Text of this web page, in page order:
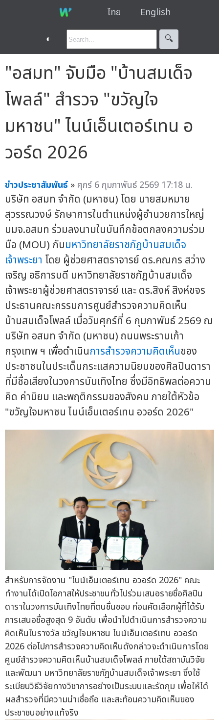
ไทย English
◐ 🔍︎
"อสมท" จับมือ "บ้านสมเด็จ
โพลล์" สำรวจ "ขวัญใจ
มหาชน" ไนน์เอ็นเตอร์เทน อ
วอร์ด 2026
ข่าวประชาสัมพันธ์ » ศุกร์ 6 กุมภาพันธ์ 2569 17:18 น.
บริษัท อสมท จำกัด (มหาชน) โดย นายสมหมาย
สุวรรณวงษ์ รักษาการในตำแหน่งผู้อำนวยการใหญ่
บมจ.อสมท ร่วมลงนามในบันทึกข้อตกลงความร่วม
มือ (MOU) กับมหาวิทยาลัยราชภัฏบ้านสมเด็จ
เจ้าพระยา โดย ผู้ช่วยศาสตราจารย์ ดร.คณกร สว่าง
เจริญ อธิการบดี มหาวิทยาลัยราชภัฏบ้านสมเด็จ
เจ้าพระยาผู้ช่วยศาสตราจารย์ และ ดร.สิงห์ สิงห์ขจร
ประธานคณะกรรมการศูนย์สำรวจความคิดเห็น
บ้านสมเด็จโพลล์ เมื่อวันศุกร์ที่ 6 กุมภาพันธ์ 2569 ณ
บริษัท อสมท จำกัด (มหาชน) ถนนพระรามเก้า
กรุงเทพ ฯ เพื่อดำเนินการสำรวจความคิดเห็นของ
ประชาชนในประเด็นกระแสความนิยมของศิลปินดารา
ที่มีชื่อเสียงในวงการบันเทิงไทย ซึ่งมีอิทธิพลต่อความ
คิด ค่านิยม และพฤติกรรมของสังคม ภายใต้หัวข้อ
"ขวัญใจมหาชน ไนน์เอ็นเตอร์เทน อวอร์ด 2026"
สำหรับการจัดงาน "ไนน์เอ็นเตอร์เทน อวอร์ด 2026" คณะ
ทำงานได้เปิดโอกาสให้ประชาชนทั่วไปร่วมเสนอรายชื่อศิลปิน
ดาราในวงการบันเทิงไทยที่ตนชื่นชอบ ก่อนคัดเลือกผู้ที่ได้รับ
การเสนอชื่อสูงสุด 9 อันดับ เพื่อนำไปดำเนินการสำรวจความ
คิดเห็นในรางวัล ขวัญใจมหาชน ไนน์เอ็นเตอร์เทน อวอร์ด
2026 ต่อไปการสำรวจความคิดเห็นดังกล่าวจะดำเนินการโดย
ศูนย์สำรวจความคิดเห็นบ้านสมเด็จโพลล์ ภายใต้สถาบันวิจัย
และพัฒนา มหาวิทยาลัยราชภัฏบ้านสมเด็จเจ้าพระยา ซึ่งใช้
ระเบียบวิธีวิจัยทางวิชาการอย่างเป็นระบบและรัดกุม เพื่อให้ได้
ผลสำรวจที่มีความน่าเชื่อถือ และสะท้อนความคิดเห็นของ
ประชาชนอย่างแท้จริง